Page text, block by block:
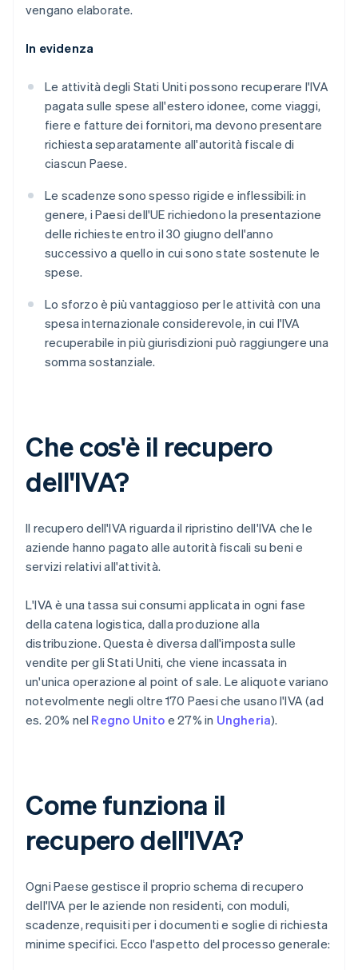
vengano elaborate.
In evidenza
Le attività degli Stati Uniti possono recuperare l'IVA
pagata sulle spese all'estero idonee, come viaggi,
fiere e fatture dei fornitori, ma devono presentare
richiesta separatamente all'autorità fiscale di
ciascun Paese.
Le scadenze sono spesso rigide e inflessibili: in
genere, i Paesi dell'UE richiedono la presentazione
delle richieste entro il 30 giugno dell'anno
successivo a quello in cui sono state sostenute le
spese.
Lo sforzo è più vantaggioso per le attività con una
spesa internazionale considerevole, in cui l'IVA
recuperabile in più giurisdizioni può raggiungere una
somma sostanziale.
Che cos'è il recupero
dell'IVA?
Il recupero dell'IVA riguarda il ripristino dell'IVA che le
aziende hanno pagato alle autorità fiscali su beni e
servizi relativi all'attività.
L'IVA è una tassa sui consumi applicata in ogni fase
della catena logistica, dalla produzione alla
distribuzione. Questa è diversa dall'imposta sulle
vendite per gli Stati Uniti, che viene incassata in
un'unica operazione al point of sale. Le aliquote variano
notevolmente negli oltre 170 Paesi che usano l'IVA (ad
es. 20% nel Regno Unito e 27% in Ungheria).
Come funziona il
recupero dell'IVA?
Ogni Paese gestisce il proprio schema di recupero
dell'IVA per le aziende non residenti, con moduli,
scadenze, requisiti per i documenti e soglie di richiesta
minime specifici. Ecco l'aspetto del processo generale: